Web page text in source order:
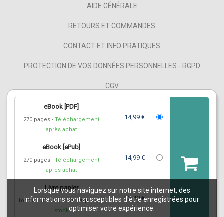
Lorsque vous naviguez sur notre site internet, des
informations sont susceptibles d'être enregistrées pour
optimiser votre expérience.
eBook [PDF]
270 pages
Téléchargement
après achat
14,99 €
eBook [ePub]
270 pages
Téléchargement
après achat
14,99 €
Livre papier
format 135 x 210 270 pages En
stock
23,40 €
AIDE GÉNÉRALE
RETOURS ET COMMANDES
CONTACT ET INFO PRATIQUES
PROTECTION DE VOS DONNÉES PERSONNELLES - RGPD
CGV